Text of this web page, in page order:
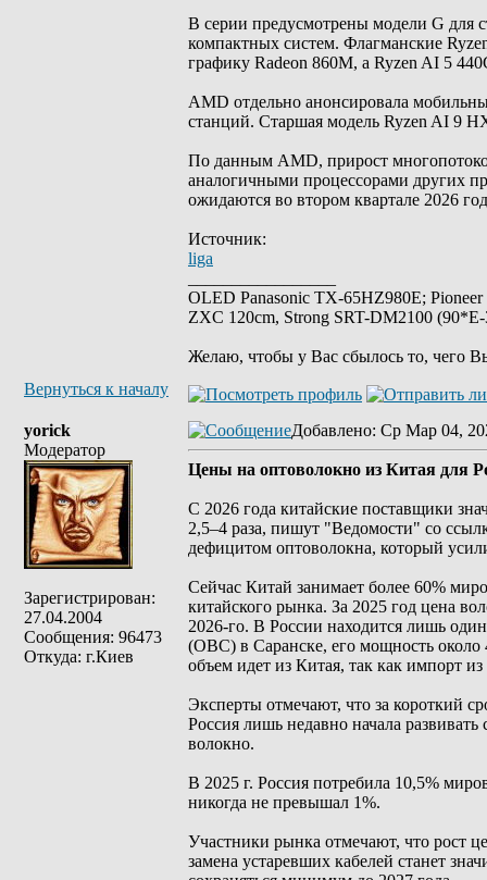
В серии предусмотрены модели G для
компактных систем. Флагманские
графику Radeon 860M, а Ryzen AI 5
AMD отдельно анонсировала
станций. Старшая модель Ryzen AI 9
По данным AMD, прирост
аналогичными процессорами других
ожидаются во втором квартале 2026
Источник:
liga
OLED Panasonic TX-65HZ980E;
ZXC 120cm, Strong SRT-DM2100
Желаю, чтобы у Вас сбылось то, чего
Вернуться к началу
yorick
Модератор
Зарегистрирован:
27.04.2004
Сообщения: 96473
Откуда: г.Киев
Добавлено: Ср Мар 04,
Цены на оптоволокно из Китая для
С 2026 года китайские поставщики
2,5–4 раза, пишут "Ведомости" со
дефицитом оптоволокна, который
Сейчас Китай занимает более 60%
китайского рынка. За 2025 год цена
2026-го. В России находится лишь
(ОВС) в Саранске, его мощность около
объем идет из Китая, так как импорт
Эксперты отмечают, что за короткий
Россия лишь недавно начала
волокно.
В 2025 г. Россия потребила 10,5%
никогда не превышал 1%.
Участники рынка отмечают, что рост
замена устаревших кабелей станет